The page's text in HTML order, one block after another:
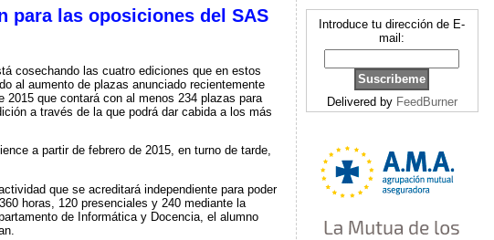
para las oposiciones del SAS
cosechando las cuatro ediciones que en estos
al aumento de plazas anunciado recientemente
que contará con al menos 234 plazas para
a través de la que podrá dar cabida a los más
a partir de febrero de 2015, en turno de tarde,
que se acreditará independiente para poder
horas, 120 presenciales y 240 mediante la
de Informática y Docencia, el alumno
Introduce tu dirección de E-
mail:
Delivered by FeedBurner